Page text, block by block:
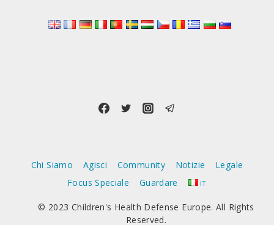
Chi Siamo Agisci Community Notizie
Legale
Focus Speciale
Guardare IT
© 2023 Children's Health Defense Europe. All Rights
Reserved.